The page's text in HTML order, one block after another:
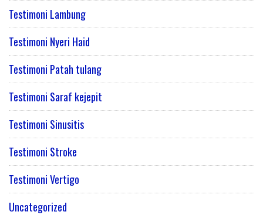
Testimoni Lambung
Testimoni Nyeri Haid
Testimoni Patah tulang
Testimoni Saraf kejepit
Testimoni Sinusitis
Testimoni Stroke
Testimoni Vertigo
Uncategorized